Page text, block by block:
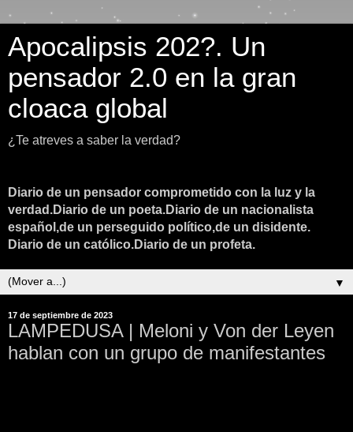
Apocalipsis 202?. Un
pensador 2.0 en la gran
cloaca global
¿Te atreves a saber la verdad?
Diario de un pensador comprometido con la luz y la
verdad.Diario de un poeta.Diario de un nacionalista
español,de un perseguido político,de un disidente.
Diario de un católico.Diario de un profeta.
▼
17 de septiembre de 2023
LAMPEDUSA | Meloni y Von der Leyen
hablan con un grupo de manifestantes